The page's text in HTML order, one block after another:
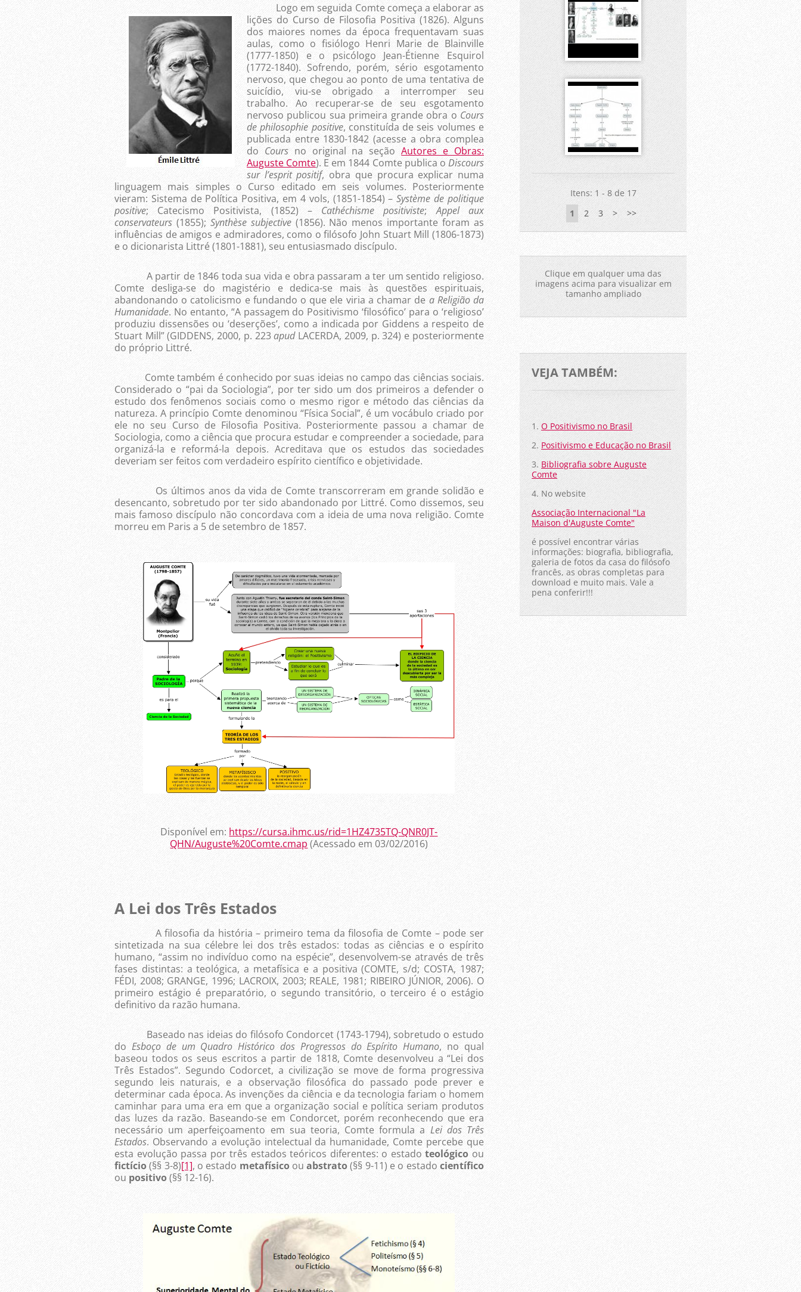
Logo em seguida Comte começa a elaborar as
lições do Curso de Filosofia Positiva (1826). Alguns
dos maiores nomes da época frequentavam suas
aulas, como o fisiólogo Henri­ Marie de Blainville
(1777-1850) e o psicólogo Jean-Étienne Esquirol
(1772-1840). Sofrendo, porém, sério esgotamento
nervoso, que chegou ao ponto de uma tentativa de
suicídio, viu-se obrigado a interromper seu
trabalho. Ao recuperar-se de seu esgotamento
nervoso publicou sua primeira grande obra o Cours
de philosophie positive, constituída de seis volumes e
publicada entre 1830-1842 (acesse a obra complea
do Cours no original na seçãoAutores e Obras:
Auguste Comte). E em 1844 Comte publica o Discours
sur l’esprit positif, obra que procura explicar numa
linguagem mais simples o Curso editado em seis volumes. Posteriormente
vieram: Sistema de Política Positiva, em 4 vols, (1851-1854) –Système de politique
positive; Catecismo Positivista, (1852) – Cathéchisme positiviste;Appel aux
conservateurs (1855); Synthèse subjective (1856). Não menos importante foram as
influências de amigos e admiradores, como o filósofo John Stuart Mill (1806-1873)
e o dicionarista Littré (1801-1881), seu entusiasmado discípulo.
A partir de 1846 toda sua vida e obra passaram a ter um sentido religioso.
Comte desliga-se do magistério e dedica-se mais às questões espirituais,
abandonando o catolicismo e fundando o que ele viria a chamar de a Religião da
Humanidade. No entanto, “A passagem do Positivismo ‘filosófico’ para o ‘religioso’
produziu dissensões ou ‘deserções’, como a indicada por Giddens a respeito de
Stuart Mill” (GIDDENS, 2000, p. 223apudLACERDA, 2009, p. 324) e posteriormente
do próprio Littré.
Comte também é conhecido por suas ideias no campo das ciências sociais.
Considerado o “pai da Sociologia”, por ter sido um dos primeiros a defender o
estudo dos fenômenos sociais como o mesmo rigor e método das ciências da
natureza. A princípio Comte denominou “Física Social”, é um vocábulo criado por
ele no seu Curso de Filosofia Positiva. Posteriormente passou a chamar de
Sociologia, como a ciência que procura estudar e compreender a sociedade, para
organizá-la e reformá-la depois. Acreditava que os estudos das sociedades
deveriam ser feitos com verdadeiro espírito científico e objetividade.
Os últimos anos da vida de Comte transcorreram em grande solidão e
desencanto, sobretudo por ter sido abandonado por Littré. Como dissemos, seu
mais famoso discípulo não concordava com a ideia de uma nova religião. Comte
morreu em Paris a 5 de setembro de 1857.
Disponível em: https://cursa.ihmc.us/rid=1HZ4735TQ-QNR0JT-
QHN/Auguste%20Comte.cmap (Acessado em 03/02/2016)
A Lei dos Três Estados
A filosofia da história – primeiro tema da filosofia de Comte – pode ser
sintetizada na sua célebre lei dos três estados: todas as ciências e o espírito
humano, “assim no indivíduo como na espécie”, desenvolvem-se através de três
fases distintas: a teológica, a metafísica e a positiva (COMTE, s/d; COSTA, 1987;
FÉDI, 2008; GRANGE, 1996; LACROIX, 2003; REALE, 1981; RIBEIRO JÚNIOR, 2006). O
primeiro estágio é preparatório, o segundo transitório, o terceiro é o estágio
definitivo da razão humana.
Baseado nas ideias do filósofo Condorcet (1743-1794), sobretudo o estudo
do Esboço de um Quadro Histórico dos Progressos do Espírito Humano, no qual
baseou todos os seus escritos a partir de 1818, Comte desenvolveu a “Lei dos
Três Estados”. Segundo Codorcet, a civilização se move de forma progressiva
segundo leis naturais, e a observação filosófica do passado pode prever e
determinar cada época. As invenções da ciência e da tecnologia fariam o homem
caminhar para uma era em que a organização social e política seriam produtos
das luzes da razão. Baseando-se em Condorcet, porém reconhecendo que era
necessário um aperfeiçoamento em sua teoria, Comte formula a Lei dos Três
Estados. Observando a evolução intelectual da humanidade, Comte percebe que
esta evolução passa por três estados teóricos diferentes: o estadoteológico ou
fictício(§§ 3-8)[1], o estado metafísicoouabstrato(§§ 9-11) e o estado científico
ou positivo(§§ 12-16).
Itens: 1 - 8 de 17
1
2 3 > >>
Clique em qualquer uma das
imagens acima para visualizar em
tamanho ampliado
VEJA TAMBÉM:
1.O Positivismo no Brasil
2. Positivismo e Educação no Brasil
3. Bibliografia sobre Auguste
Comte
4. No website
Associação Internacional "La
Maison d'Auguste Comte"
é possível encontrar várias
informações: biografia, bibliografia,
galeria de fotos da casa do filósofo
francês, as obras completas para
download e muito mais. Vale a
pena conferir!!!